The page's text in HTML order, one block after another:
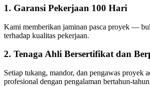
1. Garansi Pekerjaan 100 Hari
Kami memberikan jaminan pasca proyek —
terhadap kualitas pekerjaan.
2. Tenaga Ahli Bersertifikat dan
Setiap tukang, mandor, dan pengawas proyek
profesional dengan pengalaman bertahun-